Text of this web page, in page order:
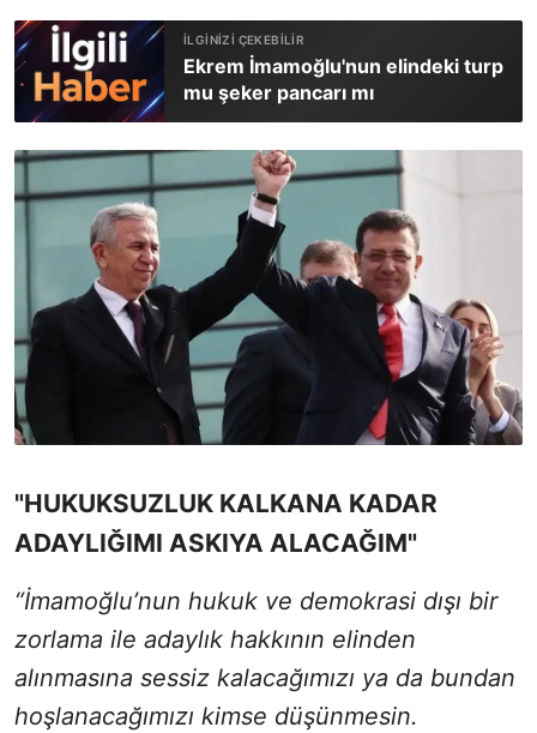
Ekrem İmamoğlu'nun elindeki turp
mu şeker pancarı mı
"HUKUKSUZLUK KALKANA KADAR
ADAYLIĞIMI ASKIYA ALACAĞIM"
“İmamoğlu’nun hukuk ve demokrasi dışı bir
zorlama ile adaylık hakkının elinden
alınmasına sessiz kalacağımızı ya da bundan
hoşlanacağımızı kimse düşünmesin.